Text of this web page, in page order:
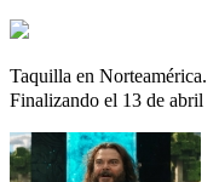
Taquilla en Norteamérica.
Finalizando el 13 de abril